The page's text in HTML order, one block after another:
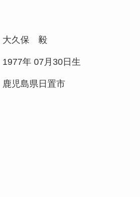
大久保 毅
1977年 07月30日生
鹿児島県日置市